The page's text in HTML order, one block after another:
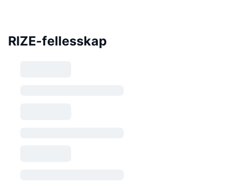
RIZE-fellesskap